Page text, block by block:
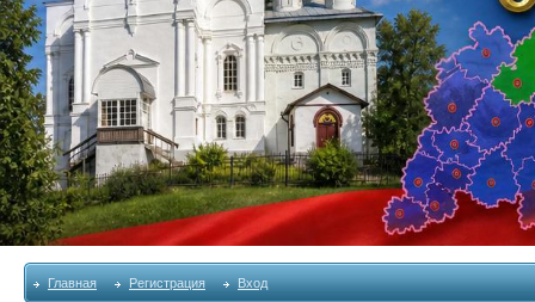
Главная Регистрация Вход